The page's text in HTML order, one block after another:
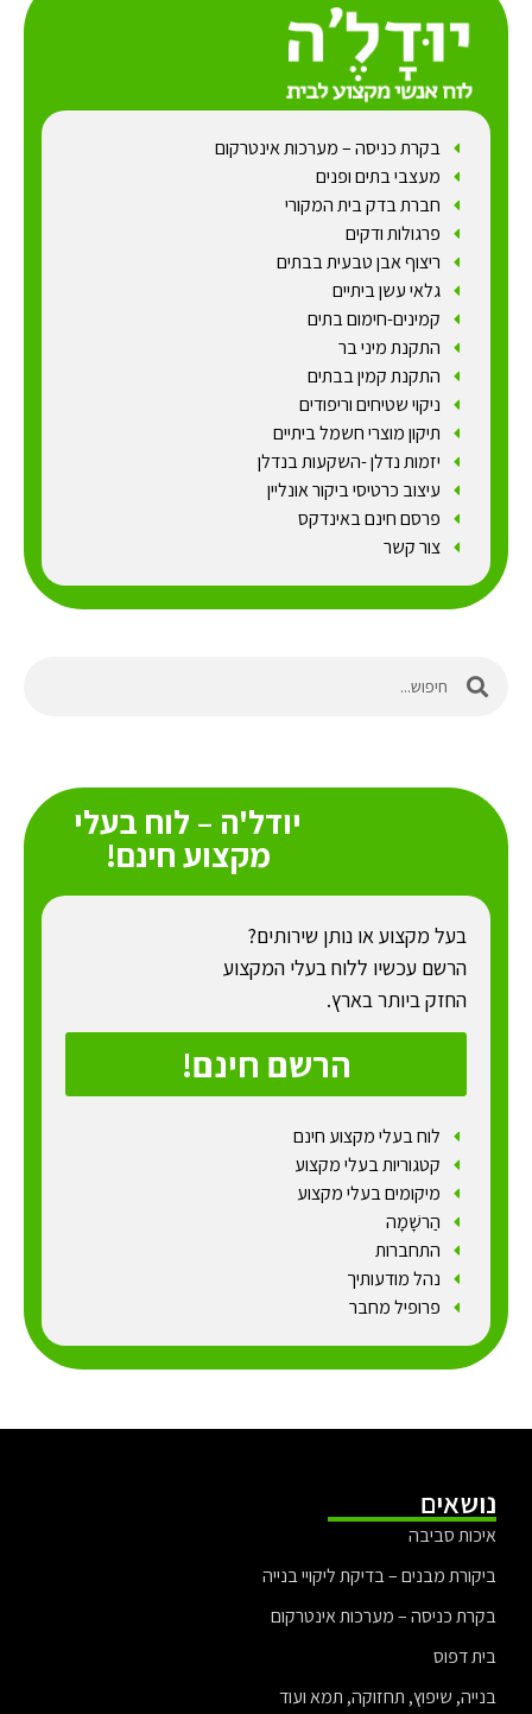
בקרת כניסה – מערכות אינטרקום
מעצבי בתים ופנים
חברת בדק בית המקורי
פרגולות ודקים
ריצוף אבן טבעית בבתים
גלאי עשן ביתיים
קמינים-חימום בתים
התקנת מיני בר
התקנת קמין בבתים
ניקוי שטיחים וריפודים
תיקון מוצרי חשמל ביתיים
יזמות נדלן -השקעות בנדלן
עיצוב כרטיסי ביקור אונליין
פרסם חינם באינדקס
צור קשר
יודל'ה – לוח בעלי
מקצוע חינם!
בעל מקצוע או נותן שירותים?
הרשם עכשיו ללוח בעלי המקצוע
החזק ביותר בארץ.
הרשם חינם!
לוח בעלי מקצוע חינם
קטגוריות בעלי מקצוע
מיקומים בעלי מקצוע
הַרשָׁמָה
התחברות
נהל מודעותיך
פרופיל מחבר
נושאים
איכות סביבה
ביקורת מבנים – בדיקת ליקויי בנייה
בקרת כניסה – מערכות אינטרקום
בית דפוס
בנייה, שיפוץ, תחזוקה, תמא ועוד